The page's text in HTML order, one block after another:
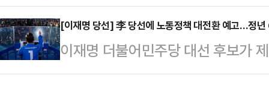
"대한민…
거운 마음으로 상황실을 지킨 것이
면 김문수 대선 후보의 득표율은
후보는 51.7%의 득표율을 기록했
동 원내대표, 공동선…
오만함과 결정적 책임이 우리에게
와, 더불어민주당과 야당에게, 이를
는 그 모든 것의 악행을 국민들께
종오 의원은 3일 밤 페이스북에 "우
[이재명 당선] 李 당선에 노동정책 대전환 예고…정년
이재명 더불어민주당 대선 후보가
전반에 걸쳐 큰 변화가 예고된다.4